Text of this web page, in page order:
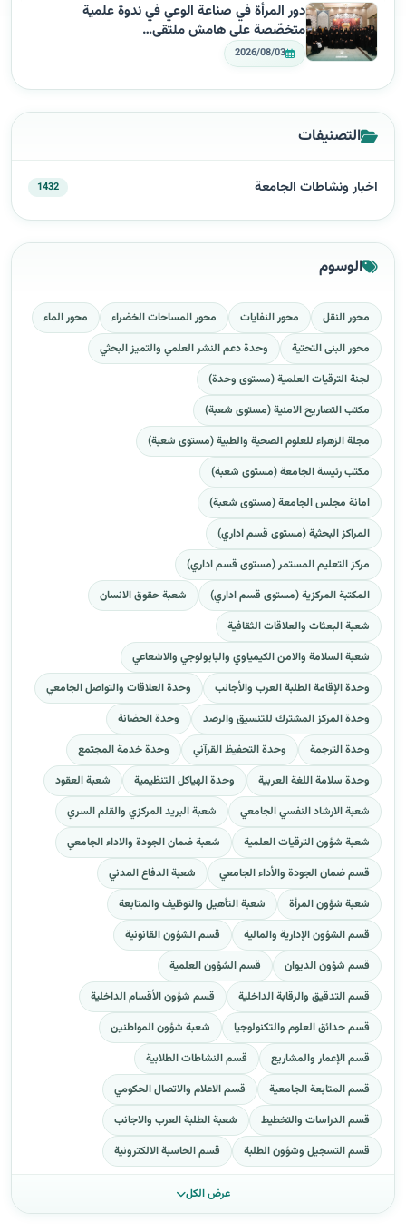
دور المرأة في صناعة الوعي في ندوة علمية
متخصّصة على هامش ملتقى…
2026/08/03
التصنيفات
اخبار ونشاطات الجامعة 1432
الوسوم
محور النقل محور النفايات محور المساحات الخضراء
محور الماء
محور البنى التحتية
وحدة دعم النشر العلمي والتميز البحثي
لجنة الترقيات العلمية (مستوى وحدة)
مكتب التصاريح الامنية (مستوى شعبة)
مجلة الزهراء للعلوم الصحية والطبية (مستوى شعبة)
مكتب رئيسة الجامعة (مستوى شعبة)
امانة مجلس الجامعة (مستوى شعبة)
المراكز البحثية (مستوى قسم اداري)
مركز التعليم المستمر (مستوى قسم اداري)
المكتبة المركزية (مستوى قسم اداري)
شعبة حقوق الانسان
شعبة البعثات والعلاقات الثقافية
شعبة السلامة والامن الكيمياوي والبايولوجي والاشعاعي
وحدة الإقامة الطلبة العرب والأجانب
وحدة العلاقات والتواصل الجامعي
وحدة المركز المشترك للتنسيق والرصد
وحدة الحضانة
وحدة الترجمة
وحدة التحفيظ القرآني
وحدة خدمة المجتمع
وحدة سلامة اللغة العربية
وحدة الهياكل التنظيمية
شعبة العقود
شعبة الارشاد النفسي الجامعي
شعبة البريد المركزي والقلم السري
شعبة شؤون الترقيات العلمية
شعبة ضمان الجودة والاداء الجامعي
قسم ضمان الجودة والأداء الجامعي
شعبة الدفاع المدني
شعبة شؤون المرأة
شعبة التأهيل والتوظيف والمتابعة
قسم الشؤون الإدارية والمالية
قسم الشؤون القانونية
قسم شؤون الديوان
قسم الشؤون العلمية
قسم التدقيق والرقابة الداخلية
قسم شؤون الأقسام الداخلية
قسم حدائق العلوم والتكنولوجيا
شعبة شؤون المواطنين
قسم الإعمار والمشاريع
قسم النشاطات الطلابية
قسم المتابعة الجامعية
قسم الاعلام والاتصال الحكومي
قسم الدراسات والتخطيط
شعبة الطلبة العرب والاجانب
قسم التسجيل وشؤون الطلبة
قسم الحاسبة الالكترونية
عرض الكل